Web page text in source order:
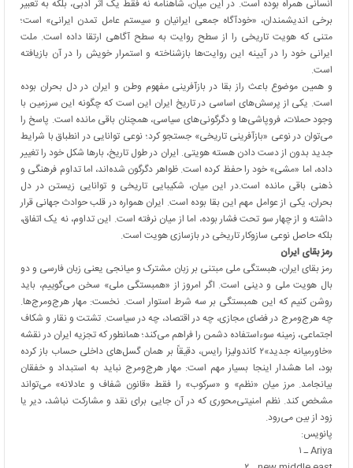
انسانی همراه بوده است. در این میان، شاهنامه نه فقط یک اثر ادبی، بلکه به تعبیر
برخی اندیشمندان، «خودآگاه جمعی ایرانیان و سیستم عامل تمدن ایرانی» است؛
متنی که هویت تاریخی را از سطح روایت به سطح آگاهی ارتقا داده است. ملت
ایرانی خود را در آیینه این روایت‌ها بازشناخته و استمرار خویش را در آن بازیافته
است.
و همین موضوع باعث راز بقا در بازآفرینی مفهوم وطن و ایران در دل بحران بوده
است. یکی از پرسش‌های اساسی در تاریخ ایران این است که چگونه این سرزمین با
وجود حملات، فروپاشی‌ها و دگرگونی‌های سیاسی، همچنان باقی مانده است. پاسخ را
می‌توان در نوعی «بازآفرینی تاریخی» جستجو کرد؛ نوعی توانایی در انطباق با شرایط
جدید بدون از دست دادن هسته هویتی. ایران در طول تاریخ، بارها شکل خود را تغییر
داده، اما «مشی» خود را حفظ کرده است. ظواهر دگرگون شده‌اند، اما تداوم فرهنگی و
ذهنی باقی مانده است.در این میان، شکیبایی تاریخی و توانایی زیستن در دل
بحران، یکی از عوامل مهم این بقا بوده است. ایران همواره در قلب حوادث جهانی قرار
داشته و از چهار سو تحت فشار بوده، اما از میان نرفته است. این تداوم، نه یک اتفاق،
بلکه حاصل نوعی سازوکار تاریخی در بازسازی هویت است.
رمز بقای ایران
رمز بقای ایران، هبستگی ملی مبتنی بر زبان مشترک و میانجی یعنی زبان فارسی و دو
بال هویت ملی و دینی است. اگر امروز از «همبستگی ملی» سخن می‌گوییم، باید
روشن کنیم که این همبستگی بر سه شرط استوار است. نخست: مهار هرج‌ومرج‌ها.
چه هرج‌ومرج در فضای مجازی، چه در اقتصاد، چه در سیاست. تشتت و نقار و شکاف
اجتماعی، زمینه سوءاستفاده دشمن را فراهم می‌کند؛ همانطور که تجزیه ایران در نقشه
«خاورمیانه جدید»۲ کاندولیزا رایس، دقیقاً بر همان گسل‌های داخلی حساب باز کرده
بود، اما هشدار اینجا بسیار مهم است: مهار هرج‌ومرج نباید به استبداد و خفقان
بیانجامد. مرز میان «نظم» و «سرکوب» را فقط «قانون شفاف و عادلانه» می‌تواند
مشخص کند. نظم امنیتی‌محوری که در آن جایی برای نقد و مشارکت نباشد، دیر یا
زود از بین می‌رود.
پانویس:
Ariya ـ ۱